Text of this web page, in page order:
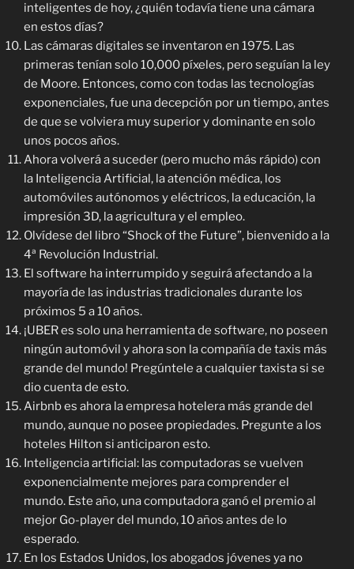
inteligentes de hoy, ¿quién todavía tiene una cámara
en estos días?
Las cámaras digitales se inventaron en 1975. Las
primeras tenían solo 10,000 píxeles, pero seguían la ley
de Moore. Entonces, como con todas las tecnologías
exponenciales, fue una decepción por un tiempo, antes
de que se volviera muy superior y dominante en solo
unos pocos años.
Ahora volverá a suceder (pero mucho más rápido) con
la Inteligencia Artificial, la atención médica, los
automóviles autónomos y eléctricos, la educación, la
impresión 3D, la agricultura y el empleo.
Olvídese del libro “Shock of the Future”, bienvenido a la
4ª Revolución Industrial.
El software ha interrumpido y seguirá afectando a la
mayoría de las industrias tradicionales durante los
próximos 5 a 10 años.
¡UBER es solo una herramienta de software, no poseen
ningún automóvil y ahora son la compañía de taxis más
grande del mundo! Pregúntele a cualquier taxista si se
dio cuenta de esto.
Airbnb es ahora la empresa hotelera más grande del
mundo, aunque no posee propiedades. Pregunte a los
hoteles Hilton si anticiparon esto.
Inteligencia artificial: las computadoras se vuelven
exponencialmente mejores para comprender el
mundo. Este año, una computadora ganó el premio al
mejor Go-player del mundo, 10 años antes de lo
esperado.
En los Estados Unidos, los abogados jóvenes ya no